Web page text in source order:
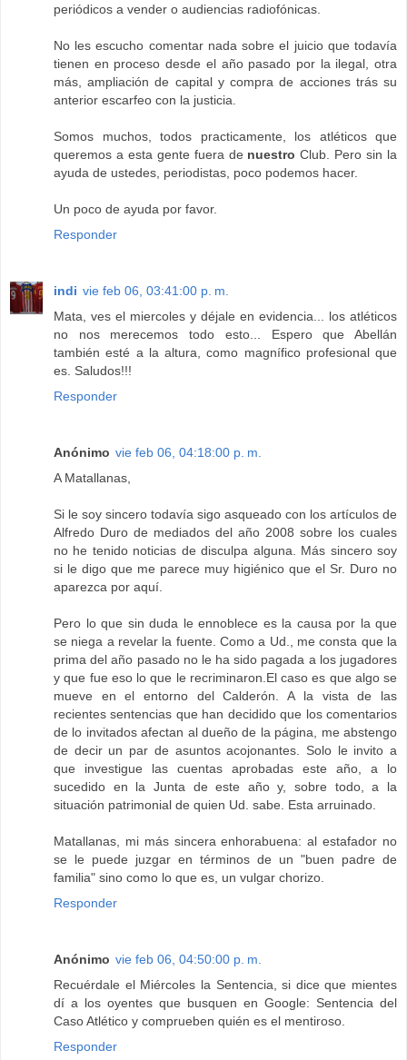
periódicos a vender o audiencias radiofónicas.
No les escucho comentar nada sobre el juicio que todavía
tienen en proceso desde el año pasado por la ilegal, otra
más, ampliación de capital y compra de acciones trás su
anterior escarfeo con la justicia.
Somos muchos, todos practicamente, los atléticos que
queremos a esta gente fuera de nuestro Club. Pero sin la
ayuda de ustedes, periodistas, poco podemos hacer.
Un poco de ayuda por favor.
Responder
indi vie feb 06, 03:41:00 p. m.
Mata, ves el miercoles y déjale en evidencia... los atléticos
no nos merecemos todo esto... Espero que Abellán
también esté a la altura, como magnífico profesional que
es. Saludos!!!
Responder
Anónimo vie feb 06, 04:18:00 p. m.
A Matallanas,
Si le soy sincero todavía sigo asqueado con los artículos de
Alfredo Duro de mediados del año 2008 sobre los cuales
no he tenido noticias de disculpa alguna. Más sincero soy
si le digo que me parece muy higiénico que el Sr. Duro no
aparezca por aquí.
Pero lo que sin duda le ennoblece es la causa por la que
se niega a revelar la fuente. Como a Ud., me consta que la
prima del año pasado no le ha sido pagada a los jugadores
y que fue eso lo que le recriminaron.El caso es que algo se
mueve en el entorno del Calderón. A la vista de las
recientes sentencias que han decidido que los comentarios
de lo invitados afectan al dueño de la página, me abstengo
de decir un par de asuntos acojonantes. Solo le invito a
que investigue las cuentas aprobadas este año, a lo
sucedido en la Junta de este año y, sobre todo, a la
situación patrimonial de quien Ud. sabe. Esta arruinado.
Matallanas, mi más sincera enhorabuena: al estafador no
se le puede juzgar en términos de un "buen padre de
familia" sino como lo que es, un vulgar chorizo.
Responder
Anónimo vie feb 06, 04:50:00 p. m.
Recuérdale el Miércoles la Sentencia, si dice que mientes
dí a los oyentes que busquen en Google: Sentencia del
Caso Atlético y comprueben quién es el mentiroso.
Responder